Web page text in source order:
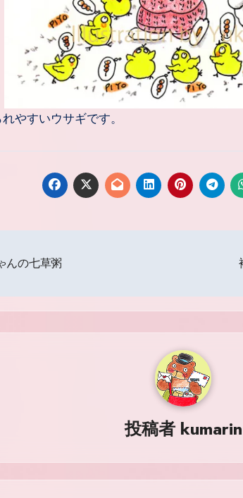
やすいウサギです。
んの七草粥
投稿者 kumarin